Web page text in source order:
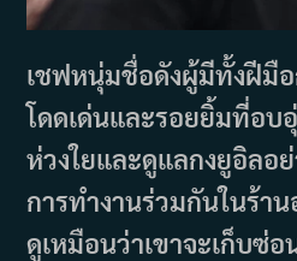
เชฟหนุ่มชื่อดังผู้มีทั้งฝีมื
โดดเด่นและรอยยิ้มที่อบ
ห่วงใยและดูแลกงยูอิลอ
การทำงานร่วมกันในร้า
ดูเหมือนว่าเขาจะเก็บซ่